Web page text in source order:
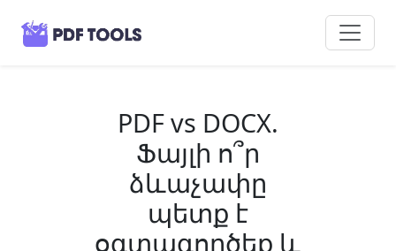
PDF vs DOCX.
Ֆայլի ո՞ր
ձևաչափը
պետք է
օգտագործեք և